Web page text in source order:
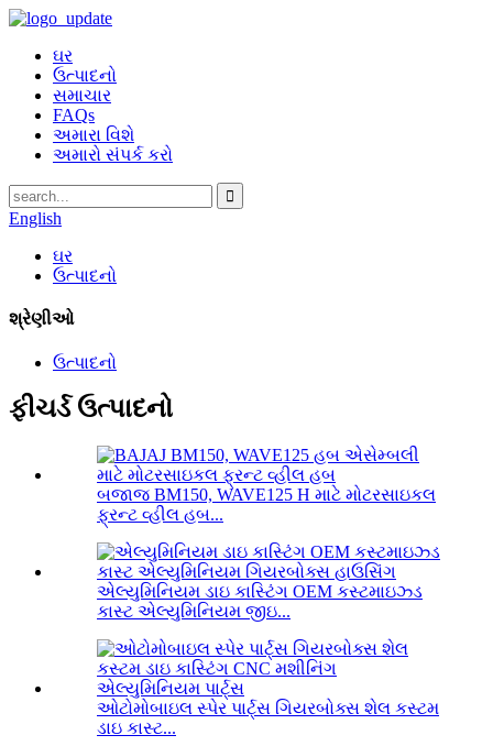
ઘર
ઉત્પાદનો
સમાચાર
FAQs
અમારા વિશે
અમારો સંપર્ક કરો
English
ઘર
ઉત્પાદનો
શ્રેણીઓ
ઉત્પાદનો
ફીચર્ડ ઉત્પાદનો
બજાજ BM150, WAVE125 H માટે મોટરસાઇકલ
ફ્રન્ટ વ્હીલ હબ...
એલ્યુમિનિયમ ડાઇ કાસ્ટિંગ OEM કસ્ટમાઇઝ્ડ
કાસ્ટ એલ્યુમિનિયમ જીઇ...
ઓટોમોબાઇલ સ્પેર પાર્ટ્સ ગિયરબોક્સ શેલ કસ્ટમ
ડાઇ કાસ્ટ...